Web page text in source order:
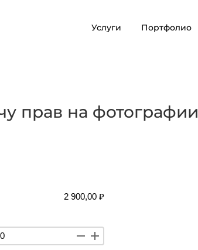
Услуги Портфолио
прав на фотографии
2 900,00 ₽